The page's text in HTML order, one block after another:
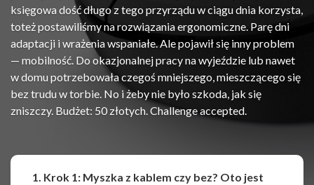
księgowa dość długo z tego przyrządu w ciągu dnia korzysta,
toteż postawiliśmy na rozwiązania ergonomiczne. Parę dni
adaptacji i wrażenia wspaniałe. Ale pojawił się inny problem
— mobilność. Do okazjonalnej pracy na wyjeździe lub nawet
w domu potrzebowała czegoś mniejszego, mieszczącego się
bez trudu w torbie. No i żeby nie było szkoda, jak się
zniszczy. Budżet: 50 złotych. Challenge accepted.
1. Krok 1: Myszka z kablem czy bez? Oto jest